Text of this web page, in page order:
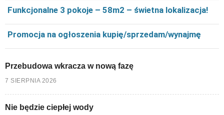
Funkcjonalne 3 pokoje – 58m2 – świetna lokalizacja!
Promocja na ogłoszenia kupię/sprzedam/wynajmę
Przebudowa wkracza w nową fazę
7 SIERPNIA 2026
Nie będzie ciepłej wody